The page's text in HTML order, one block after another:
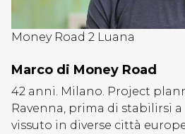
Money Road 2 Luana
Marco di Money Road
42 anni. Milano. Project
Ravenna, prima di stabilirsi
vissuto in diverse città